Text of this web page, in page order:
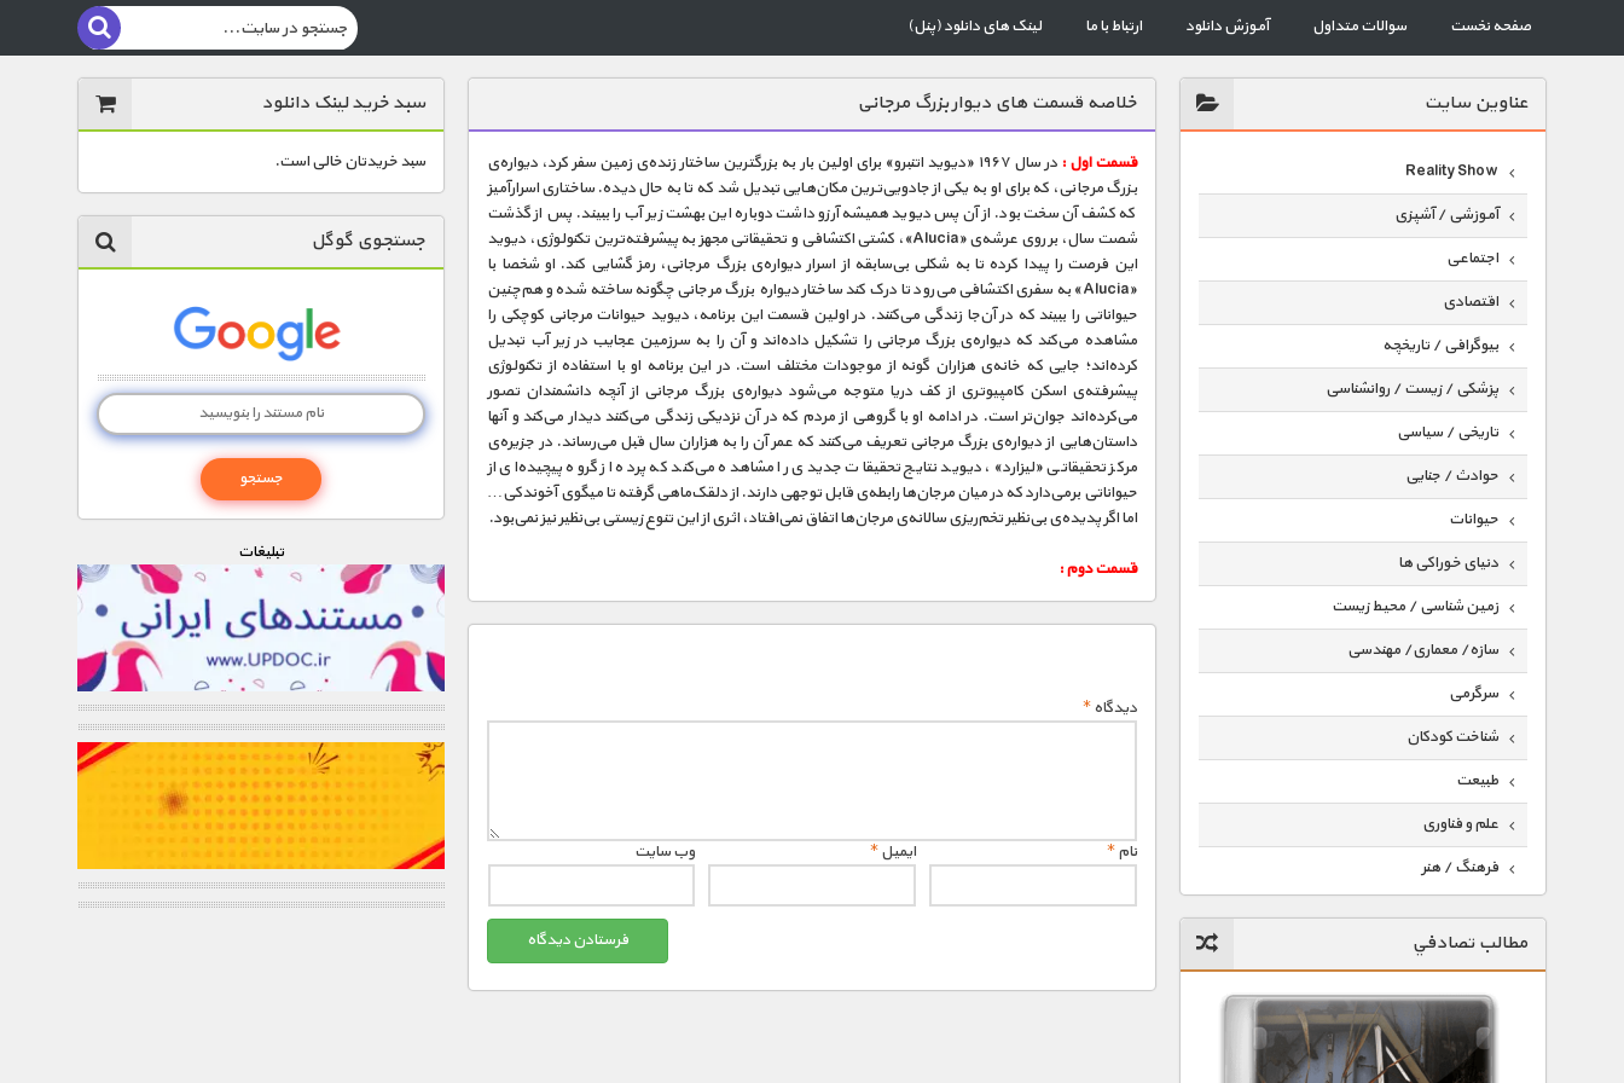
صفحه نخست سوالات متداول آموزش دانلود ارتباط با ما لینک های دانلود (پنل)
عناوين سايت
Reality Show
آموزشی / آشپزی
اجتماعی
اقتصادی
بیوگرافی / تاریخچه
پزشکی / زیست / روانشناسی
تاریخی / سیاسی
حوادث / جنایی
حیوانات
دنیای خوراکی ها
زمین شناسی / محیط زیست
سازه/ معماری/ مهندسی
سرگرمی
شناخت کودکان
طبیعت
علم و فناوری
فرهنگ / هنر
گردشگری
ماورایی
مسابقات / ورزشی
مطالب تصادفي
خلاصه قسمت های دیوار بزرگ مرجانی
قسمت اول :
در سال ۱۹۶۷ «دیوید اتنبرو» برای اولین بار به بزرگترین ساختار زند‌ه‌ی زمین سفر کرد، دیواره‌ی
بزرگ مرجانی، که برای او به یکی از جادویی‌ترین مکان‌هایی تبدیل شد که تا به حال دیده. ساختاری اسرارآمیز
که کشف آن سخت بود. از آن پس دیوید همیشه آرزو داشت دوباره این بهشت زیر آب را ببیند. پس از گذشت
شصت سال، بر روی عرشه‌ی «Alucia»، کشتی اکتشافی و تحقیقاتی مجهز به پیشرفته‌ترین تکنولوژی، دیوید
این فرصت را پیدا کرده تا به شکلی بی‌سابقه از اسرار دیواره‌ی بزرگ مرجانی، رمز گشایی کند. او شخصا با
«Alucia» به سفری اکتشافی می‌رود تا درک کند ساختار دیواره بزرگ مرجانی چگونه ساخته شده و هم‌چنین
حیواناتی را ببیند که در آن‌جا زندگی می‌کنند. در اولین قسمت این برنامه، دیوید حیوانات مرجانی کوچکی را
مشاهده می‌کند که دیواره‌ی بزرگ مرجانی را تشکیل داده‌اند و آن را به سرزمین عجایب در زیر آب تبدیل
کرده‌اند؛ جایی که خانه‌ی هزاران گونه از موجودات مختلف است. در این برنامه او با استفاده از تکنولوژی
پیشرفته‌ی اسکن کامپیوتری از کف دریا متوجه می‌شود دیواره‌ی بزرگ مرجانی از آنچه دانشمندان تصور
می‌کرده‌اند جوان‌تر است. در ادامه او با گروهی از مردم که در آن نزدیکی زندگی می‌کنند دیدار می‌کند و آنها
داستان‌هایی از دیواره‌ی بزرگ مرجانی تعریف می‌کنند که عمر آن را به هزاران سال قبل می‌رساند. در جزیره‌ی
مرکز تحقیقاتی «لیزارد»، دیوید نتایج تحقیقات جدیدی را مشاهده می‌کند که پرده از گروه پیچیده‌ای از
حیواناتی برمی‌دارد که در میان مرجان‌ها رابطه‌ی قابل توجهی دارند. از دلقک‌ماهی گرفته تا میگوی آخوندکی…
اما اگر پدیده‌ی بی‌نظیر تخم‌ریزی سالانه‌ی‌ مرجان‌ها اتفاق نمی‌افتاد، اثری از این تنوع زیستی بی‌نظیر نیز نمی‌بود.
قسمت دوم :
دیدگاه*
نام* ایمیل* وب‌ سایت
سبد خرید لینک دانلود
سبد خریدتان خالی است.
جستجوی گوگل
تبليغات